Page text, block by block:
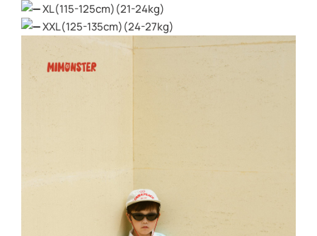
XL(115-125cm)(21-24kg)
XXL(125-135cm)(24-27kg)